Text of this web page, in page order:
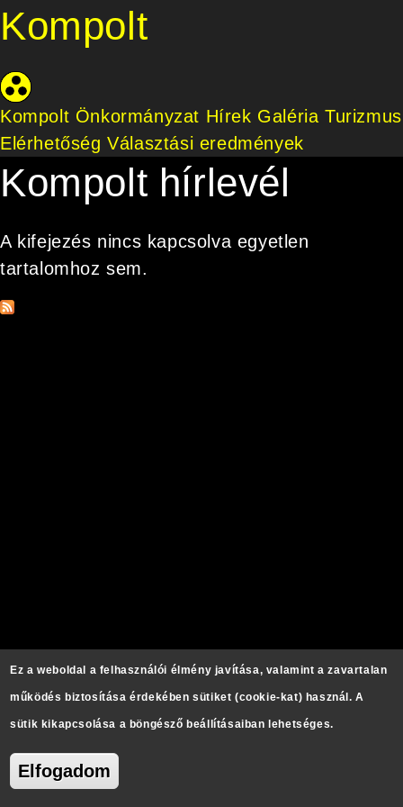
Kompolt
Kompolt Önkormányzat Hírek Galéria Turizmus
Elérhetőség Választási eredmények
Kompolt hírlevél
A kifejezés nincs kapcsolva egyetlen
tartalomhoz sem.
Ez a weboldal a felhasználói élmény javítása, valamint a zavartalan
működés biztosítása érdekében sütiket (cookie-kat) használ. A
sütik kikapcsolása a böngésző beállításaiban lehetséges.
Elfogadom